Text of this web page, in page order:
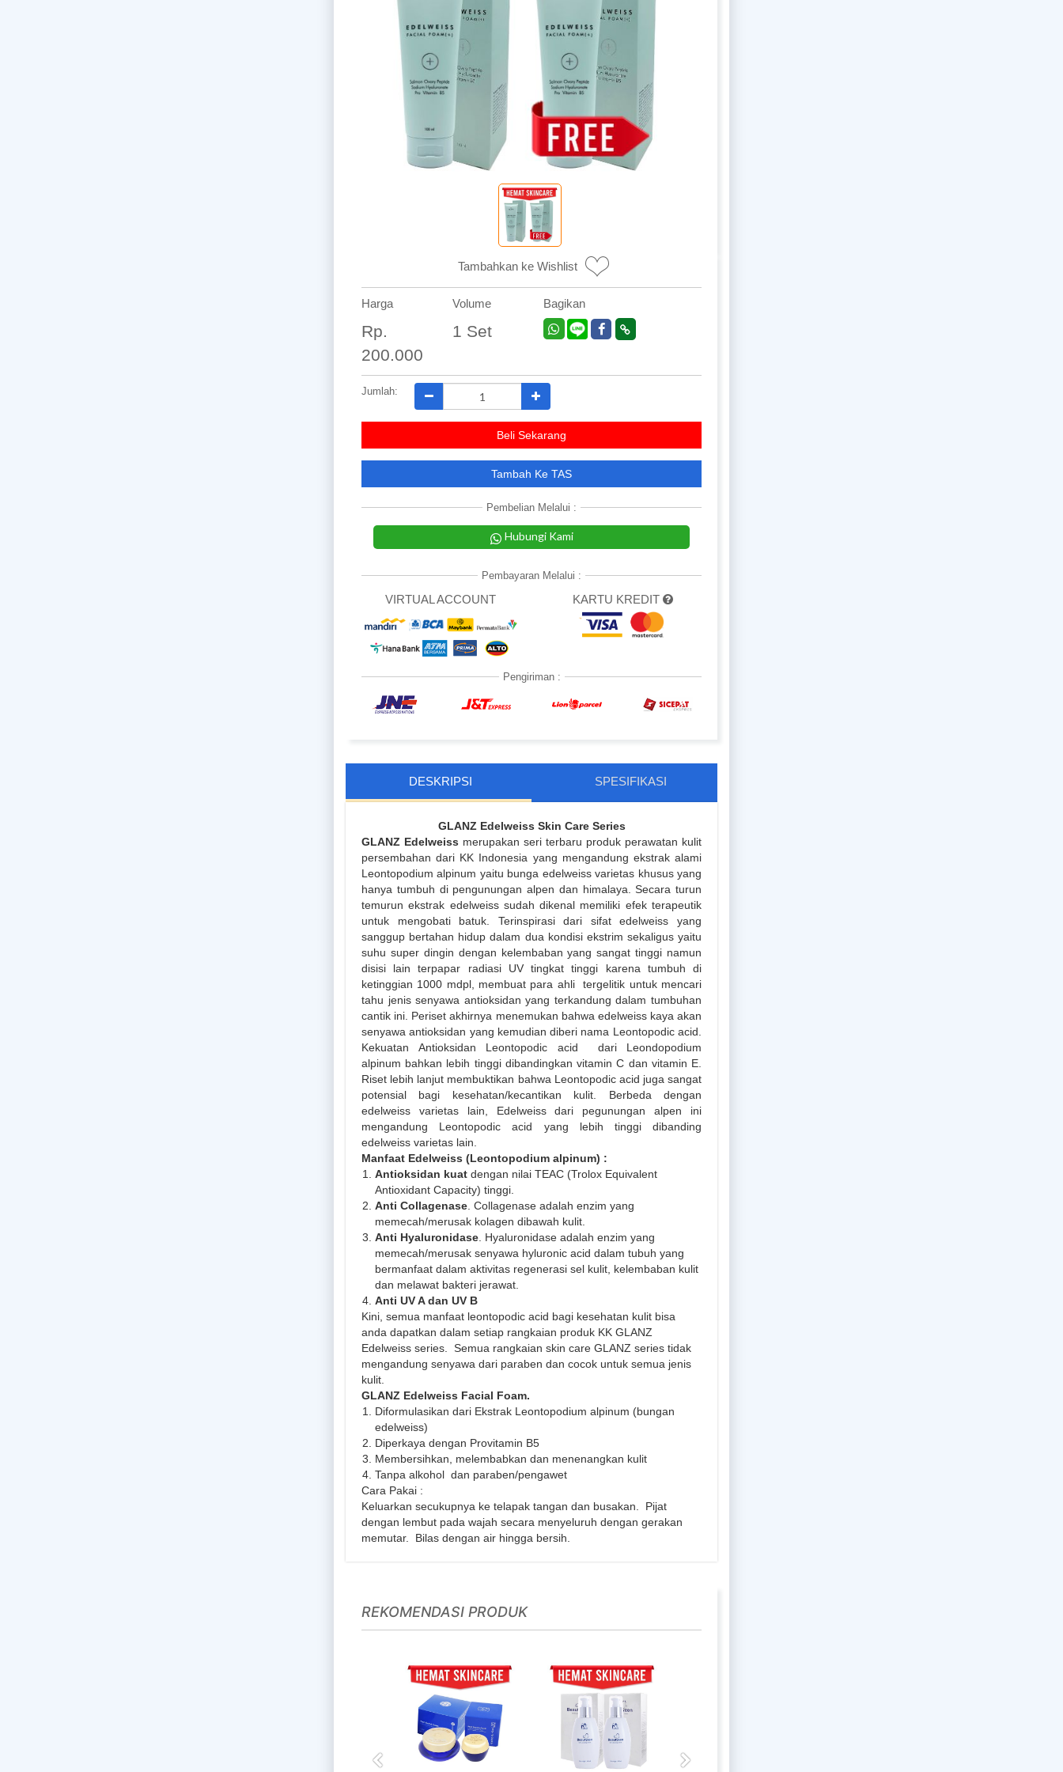
Tambahkan ke Wishlist
Harga
Rp.
200.000
Volume
1 Set
Bagikan
Jumlah:
Beli Sekarang
Tambah Ke TAS
Pembelian Melalui :
Hubungi Kami
Pembayaran Melalui :
VIRTUAL ACCOUNT KARTU KREDIT
Pengiriman :
DESKRIPSI SPESIFIKASI
GLANZ Edelweiss Skin Care Series
GLANZ Edelweiss merupakan seri terbaru produk perawatan kulit
persembahan dari KK Indonesia yang mengandung ekstrak alami
Leontopodium alpinum yaitu bunga edelweiss varietas khusus yang
hanya tumbuh di pengunungan alpen dan himalaya. Secara turun
temurun ekstrak edelweiss sudah dikenal memiliki efek terapeutik
untuk mengobati batuk. Terinspirasi dari sifat edelweiss yang
sanggup bertahan hidup dalam dua kondisi ekstrim sekaligus yaitu
suhu super dingin dengan kelembaban yang sangat tinggi namun
disisi lain terpapar radiasi UV tingkat tinggi karena tumbuh di
ketinggian 1000 mdpl, membuat para ahli tergelitik untuk mencari
tahu jenis senyawa antioksidan yang terkandung dalam tumbuhan
cantik ini. Periset akhirnya menemukan bahwa edelweiss kaya akan
senyawa antioksidan yang kemudian diberi nama Leontopodic acid.
Kekuatan Antioksidan Leontopodic acid dari Leondopodium
alpinum bahkan lebih tinggi dibandingkan vitamin C dan vitamin E.
Riset lebih lanjut membuktikan bahwa Leontopodic acid juga sangat
potensial bagi kesehatan/kecantikan kulit. Berbeda dengan
edelweiss varietas lain, Edelweiss dari pegunungan alpen ini
mengandung Leontopodic acid yang lebih tinggi dibanding
edelweiss varietas lain.
Manfaat Edelweiss (Leontopodium alpinum) :
Antioksidan kuat dengan nilai TEAC (Trolox Equivalent
Antioxidant Capacity) tinggi.
Anti Collagenase . Collagenase adalah enzim yang
memecah/merusak kolagen dibawah kulit.
Anti Hyaluronidase . Hyaluronidase adalah enzim yang
memecah/merusak senyawa hyluronic acid dalam tubuh yang
bermanfaat dalam aktivitas regenerasi sel kulit, kelembaban kulit
dan melawat bakteri jerawat.
Anti UV A dan UV B
Kini, semua manfaat leontopodic acid bagi kesehatan kulit bisa
anda dapatkan dalam setiap rangkaian produk KK GLANZ
Edelweiss series. Semua rangkaian skin care GLANZ series tidak
mengandung senyawa dari paraben dan cocok untuk semua jenis
kulit.
GLANZ Edelweiss Facial Foam.
Diformulasikan dari Ekstrak Leontopodium alpinum (bungan
edelweiss)
Diperkaya dengan Provitamin B5
Membersihkan, melembabkan dan menenangkan kulit
Tanpa alkohol dan paraben/pengawet
Cara Pakai :
Keluarkan secukupnya ke telapak tangan dan busakan. Pijat
dengan lembut pada wajah secara menyeluruh dengan gerakan
memutar. Bilas dengan air hingga bersih.
REKOMENDASI PRODUK